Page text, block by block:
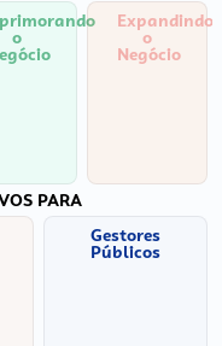
o
Expandindo
o
Negócio
PARA
Gestores
Públicos